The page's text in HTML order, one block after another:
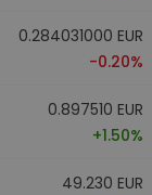
0.284031000 EUR
-0.20%
0.897510 EUR
+1.50%
49.230 EUR